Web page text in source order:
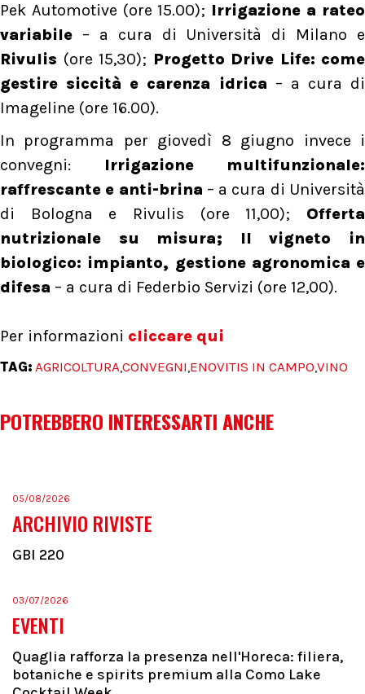
Pek Automotive (ore 15.00); Irrigazione a rateo
variabile – a cura di Università di Milano e
Rivulis (ore 15,30); Progetto Drive Life: come
gestire siccità e carenza idrica – a cura di
Imageline (ore 16.00).
In programma per giovedì 8 giugno invece i
convegni: Irrigazione multifunzionale:
raffrescante e anti-brina – a cura di Università
di Bologna e Rivulis (ore 11,00); Offerta
nutrizionale su misura; Il vigneto in
biologico: impianto, gestione agronomica e
difesa – a cura di Federbio Servizi (ore 12,00).
Per informazioni cliccare qui
TAG: AGRICOLTURA,CONVEGNI,ENOVITIS IN CAMPO,VINO
POTREBBERO INTERESSARTI ANCHE
05/08/2026
ARCHIVIO RIVISTE
GBI 220
03/07/2026
EVENTI
Quaglia rafforza la presenza nell'Horeca: filiera,
botaniche e spirits premium alla Como Lake